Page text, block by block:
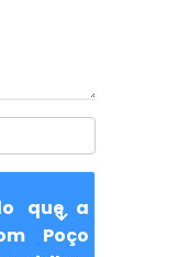
que a
Poço